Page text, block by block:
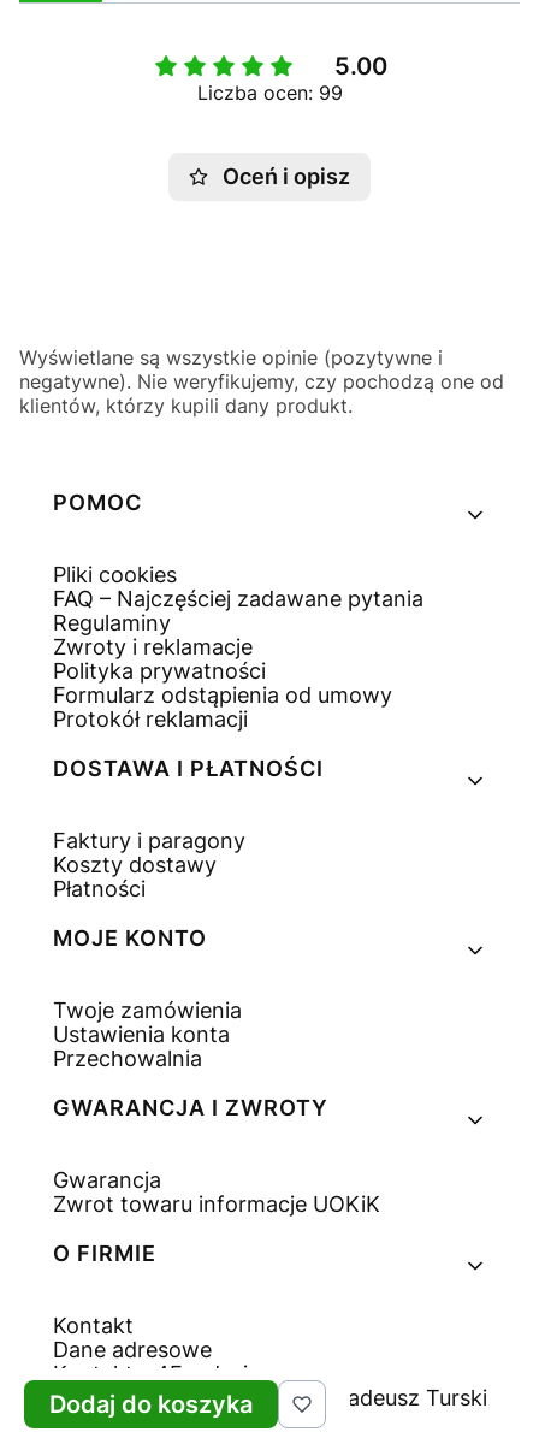
5.00
Liczba ocen: 99
Oceń i opisz
Wyświetlane są wszystkie opinie (pozytywne i
negatywne). Nie weryfikujemy, czy pochodzą one od
klientów, którzy kupili dany produkt.
Linki w stopce
POMOC
Pliki cookies
FAQ – Najczęściej zadawane pytania
Regulaminy
Zwroty i reklamacje
Polityka prywatności
Formularz odstąpienia od umowy
Protokół reklamacji
DOSTAWA I PŁATNOŚCI
Faktury i paragony
Koszty dostawy
Płatności
MOJE KONTO
Twoje zamówienia
Ustawienia konta
Przechowalnia
GWARANCJA I ZWROTY
Gwarancja
Zwrot towaru informacje UOKiK
O FIRMIE
Kontakt
Dane adresowe
Kontakt - 4Fundesign.com
© copyright by Ekotechnik Tadeusz Turski
Dodaj do koszyka